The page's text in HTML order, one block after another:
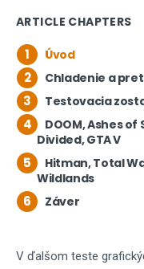
ARTICLE CHAPTERS
1 Úvod
2 Chladenie a
3 Testovacia
4
DOOM, Ashes
Divided, GTA V
5
Hitman, Total
Wildlands
6 Záver
V ďalšom teste